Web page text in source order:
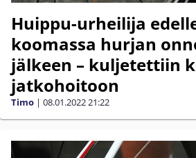
Huippu-urheilija
koomassa hurjan
jälkeen – kuljetettiin
jatkohoitoon
Timo | 08.01.202221:22